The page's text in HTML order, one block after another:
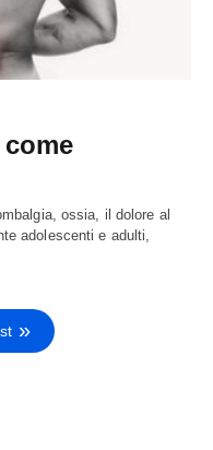
ossia, il dolore al
adolescenti e adulti,